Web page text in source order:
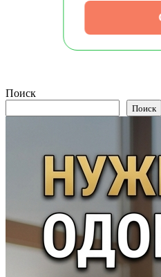
Поиск
Поиск